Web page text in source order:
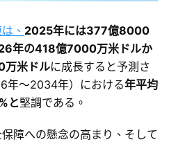
、 2025年には377億8000
年の418億7000万米ドルか
米ドルに成長すると予測さ
年～2034年）における年平均
と堅調である。
障への懸念の高まり、そして